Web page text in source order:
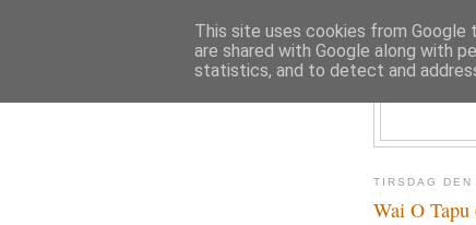
TIRSDAG
Wai O Tapu
This site uses cookies from Google
are shared with Google along with
statistics, and to detect and